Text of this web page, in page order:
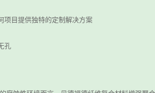
项目提供独特的定制解决方案
孔